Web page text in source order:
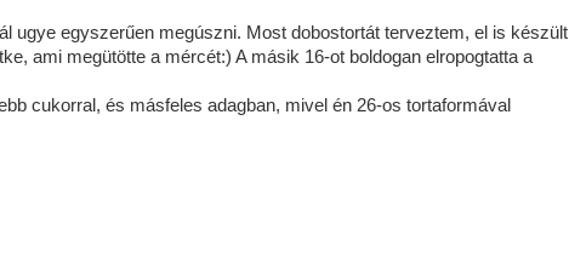
ugye egyszerűen megúszni. Most dobostortát terveztem, el is készült
ami megütötte a mércét:) A másik 16-ot boldogan elropogtatta a
cukorral, és másfeles adagban, mivel én 26-os tortaformával